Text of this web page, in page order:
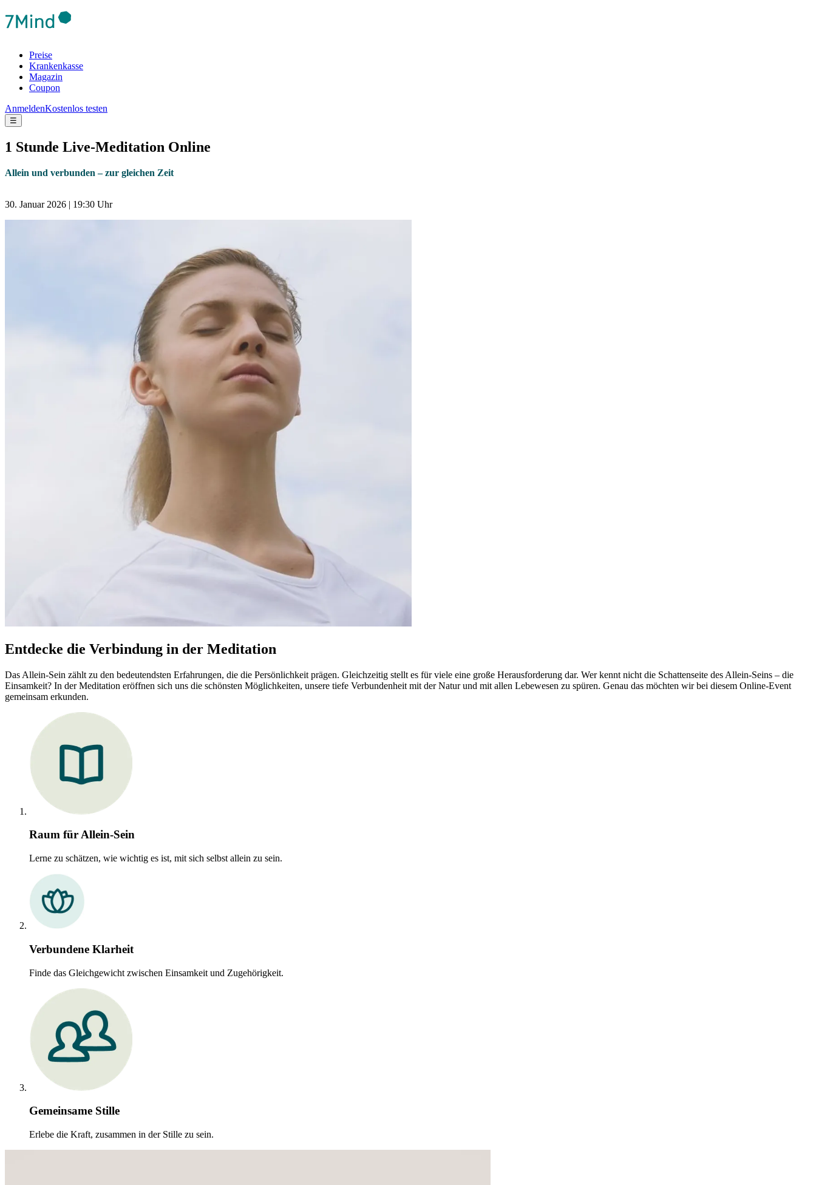
Preise
Krankenkasse
Magazin
Coupon
AnmeldenKostenlos testen
☰
1 Stunde Live-Meditation Online
Allein und verbunden – zur gleichen Zeit
30. Januar 2026 | 19:30 Uhr
Entdecke die Verbindung in der Meditation
Das Allein-Sein zählt zu den bedeutendsten Erfahrungen, die die Persönlichkeit prägen. Gleichzeitig stellt es für viele eine große Herausforderung dar. Wer kennt nicht die Schattenseite des Allein-Seins – die
Einsamkeit? In der Meditation eröffnen sich uns die schönsten Möglichkeiten, unsere tiefe Verbundenheit mit der Natur und mit allen Lebewesen zu spüren. Genau das möchten wir bei diesem Online-Event
gemeinsam erkunden.
Raum für Allein-Sein
Lerne zu schätzen, wie wichtig es ist, mit sich selbst allein zu sein.
Verbundene Klarheit
Finde das Gleichgewicht zwischen Einsamkeit und Zugehörigkeit.
Gemeinsame Stille
Erlebe die Kraft, zusammen in der Stille zu sein.